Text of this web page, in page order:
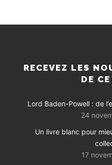
RECEVEZ LES
DE
Lord Baden-Powell : de
24
Un livre blanc pour
17